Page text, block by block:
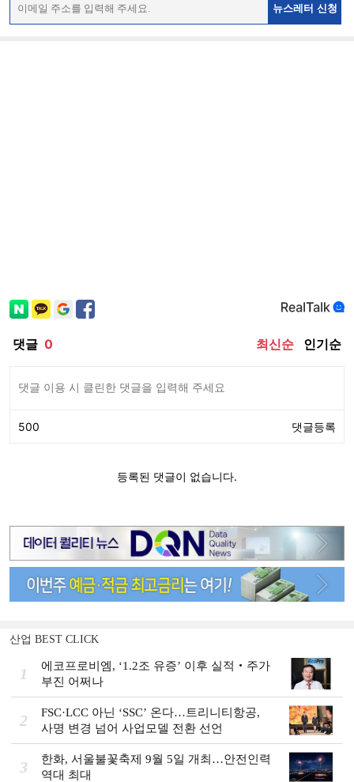
뉴스레터 신청
산업 BEST CLICK
1
에코프로비엠, ‘1.2조 유증’ 이후 실적‧주가
부진 어쩌나
2
FSC·LCC 아닌 ‘SSC’ 온다…트리니티항공,
사명 변경 넘어 사업모델 전환 선언
3
한화, 서울불꽃축제 9월 5일 개최…안전인력
역대 최대